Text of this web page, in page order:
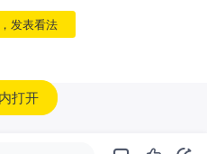
发表看法
打开